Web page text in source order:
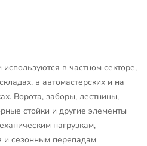
в частном секторе,
в автомастерских и на
Ворота, заборы, лестницы,
стойки и другие элементы
нагрузкам,
и сезонным перепадам